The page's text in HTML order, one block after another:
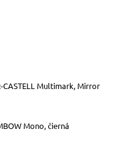
CASTELL Multimark, Mirror
Mono, čierná